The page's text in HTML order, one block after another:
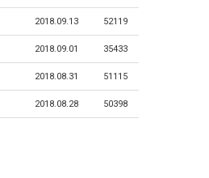
2018.09.13 52119
2018.09.01 35433
2018.08.31 51115
2018.08.28 50398